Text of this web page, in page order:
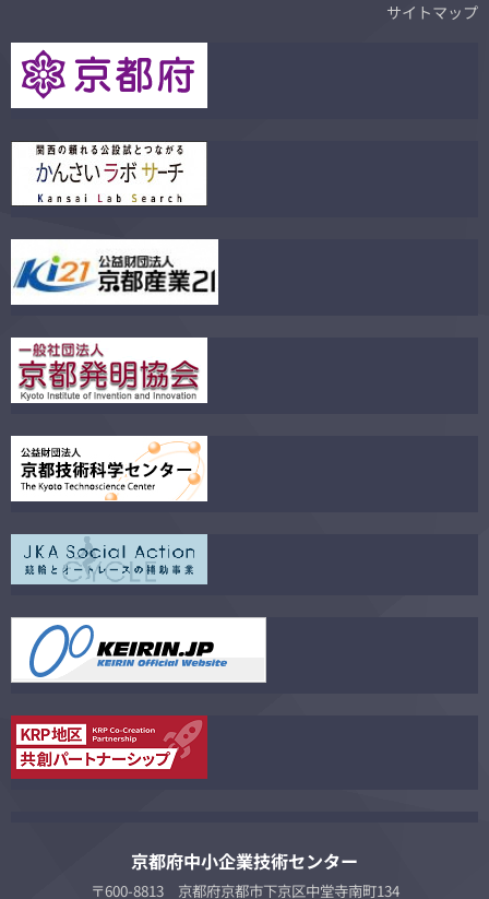
サイトマップ
京都府中小企業技術センター
〒600-8813 京都府京都市下京区中堂寺南町134